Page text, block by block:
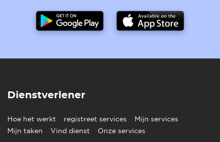
Dienstverlener
Hoe het werkt registreet services
Mijn services
Mijn taken
Vind dienst Onze services